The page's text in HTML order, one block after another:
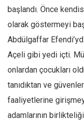
başlandı. Önce
olarak göstermeyi
Abdülgaffar
Açeli gibi yedi içti.
onlardan çocukları
tanıdıktan ve
faaliyetlerine
adamlarının